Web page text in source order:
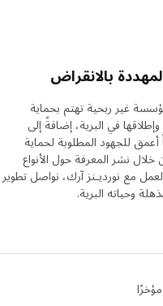
مخالب الحيوانات".
في المنزل. بتغيير
تثبيت ملصقات زخرفية
غرفة الأطفال إلى عالمٍ
بالانقراض
غير ربحية تهتم بحماية
في البرية، إضافةً إلى
للجهود المطلوبة لحماية
نشر المعرفة حول الأنواع
مع نورديـنز آرك، نواصل تطوير
البرية.